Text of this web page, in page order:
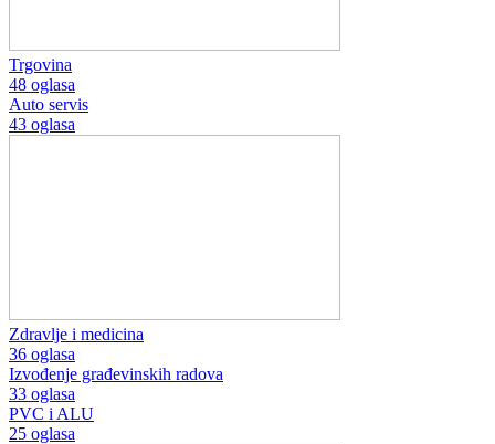
Trgovina
48 oglasa
Auto servis
43 oglasa
Zdravlje i medicina
36 oglasa
Izvođenje građevinskih radova
33 oglasa
PVC i ALU
25 oglasa